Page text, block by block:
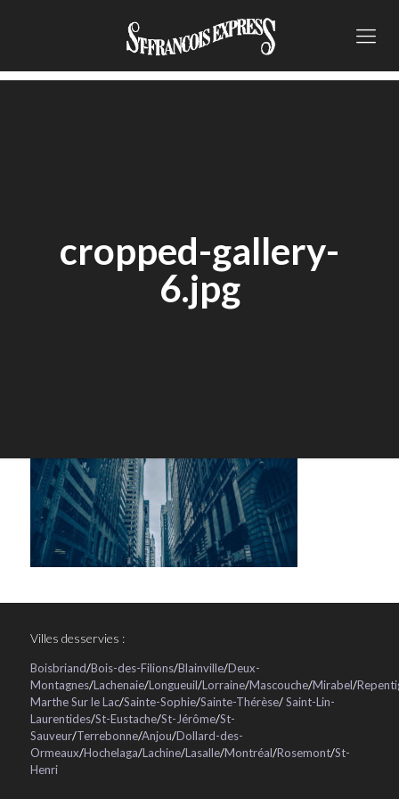
cropped-gallery-
6.jpg
Villes desservies :
Boisbriand/Bois-des-Filions/Blainville/Deux-
Montagnes/Lachenaie/Longueuil/Lorraine/Mascouche/Mirabel/
Marthe Sur le Lac/Sainte-Sophie/Sainte-Thérèse/Saint-Lin-
Laurentides/St-Eustache/St-Jérôme/St-
Sauveur/Terrebonne/Anjou/Dollard-des-
Ormeaux/Hochelaga/Lachine/Lasalle/Montréal/Rosemont/St-
Henri